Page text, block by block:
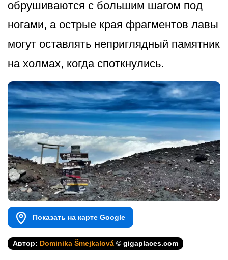
обрушиваются с большим шагом под
ногами, а острые края фрагментов лавы
могут оставлять неприглядный памятник
на холмах, когда споткнулись.
Показать на карте Google
Автор: Dominika Šmejkalová © gigaplaces.com